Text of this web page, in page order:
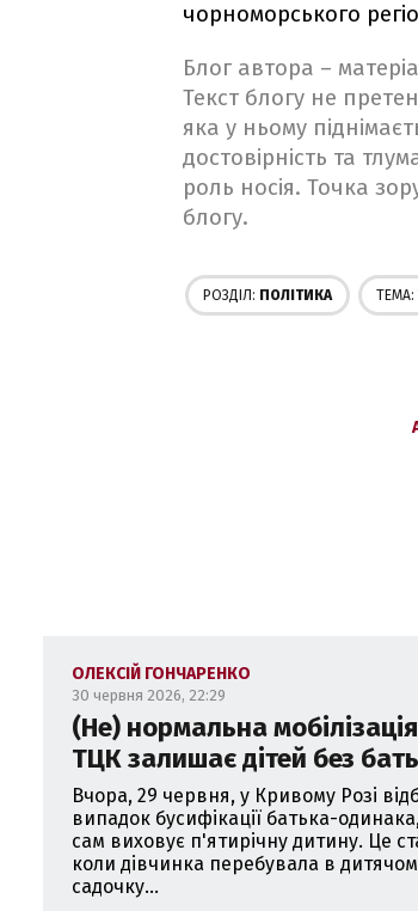
чорноморського
Блог автора –
Текст блогу не
яка у ньому
достовірність та
роль носія. Точка
блогу.
РОЗДІЛ: ПОЛІТИКА ТЕМА:
ОЛЕКСІЙ ГОНЧАРЕНКО
30 червня 2026, 22:29
(Не) нормальна
ТЦК залишає дітей без
Вчора, 29 червня, у Кривому Розі
випадок бусифікації батька-
сам виховує п'ятирічну дитину. Це
коли дівчинка перебувала в
садочку...